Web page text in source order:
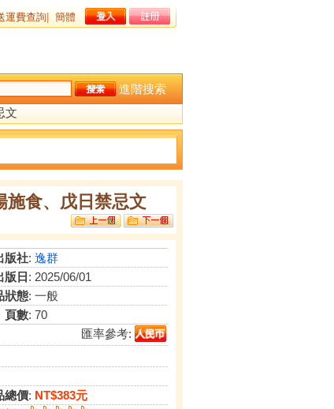
運費查詢 簡體
進階搜索
文
施食、戊日禁忌文
版社: 逸群
版日 : 2025/06/01
狀態: 一般
頁數: 70
匯率參考:
總價: NT$383元